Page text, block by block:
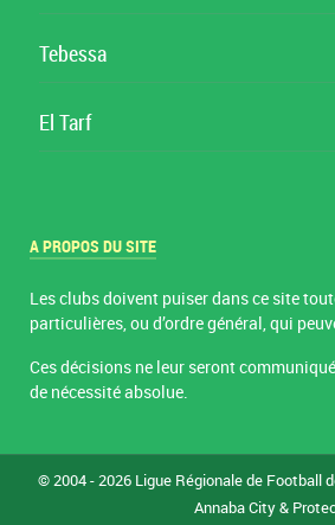
Tebessa
El Tarf
A PROPOS DU SITE
Les clubs doivent puiser dans ce site
particulières, ou d’ordre général, qui
Ces décisions ne leur seront
de nécessité absolue.
© 2004 - 2026 Ligue Régionale de Football
Annaba City&